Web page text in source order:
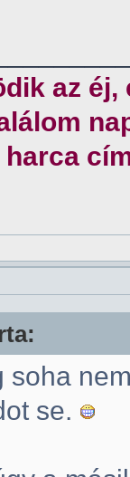
az éj,
harca
soha
se.